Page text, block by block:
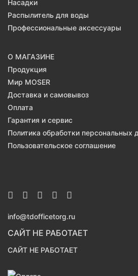
Насадки
Распылитель для воды
Профессиональные аксессуары
О МАГАЗИНЕ
Продукция
Мир MOSER
Доставка и самовывоз
Оплата
Гарантия и сервис
Политика обработки персональных
Пользовательское соглашение
info@tdofficetorg.ru
САЙТ НЕ РАБОТАЕТ
САЙТ НЕ РАБОТАЕТ